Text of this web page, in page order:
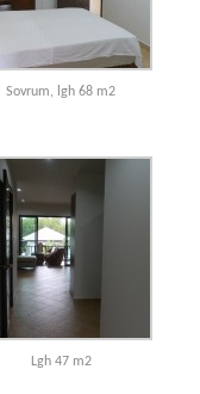
Sovrum, lgh 68 m2
Lgh 47 m2